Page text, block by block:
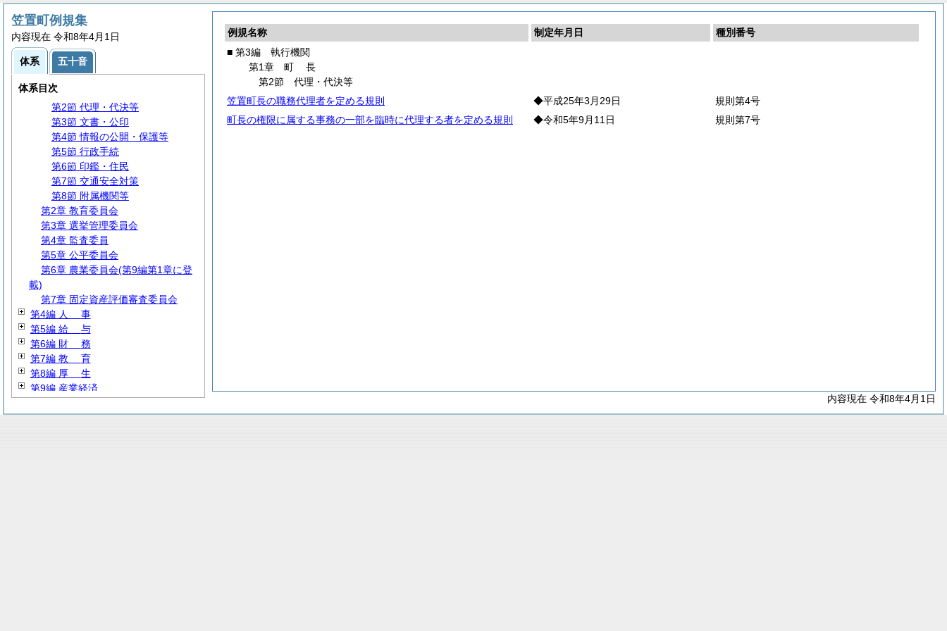
例規名称 制定年月日
種別番号
■ 第3編 執行機関
第1章 町長
第2節 代理・代決等
笠置町長の職務代理者を定める規則
◆平成25年3月29日
規則第4号
町長の権限に属する事務の一部を臨時に代理する者を定める規則
◆令和5年9月11日 規則第7号
内容現在 令和8年4月1日
笠置町例規集
内容現在 令和8年4月1日
体系 五十音
体系目次
第1編総規
第2編議会
第3編 執行機関
第1章町長
第1節 事務分掌
第2節 代理・代決等
第3節 文書・公印
第4節 情報の公開・保護等
第5節 行政手続
第6節 印鑑・住民
第7節 交通安全対策
第8節 附属機関等
第2章 教育委員会
第3章 選挙管理委員会
第4章 監査委員
第5章 公平委員会
第6章 農業委員会(第9編第1章に登
載)
第7章 固定資産評価審査委員会
第4編 人 事
第5編 給 与
第6編 財 務
第7編 教 育
第8編 厚 生
第9編 産業経済
第11編水道